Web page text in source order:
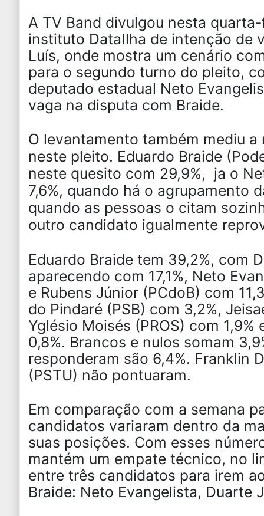
A TV Band divulgou nesta
instituto DataIlha de intenção de
Luís, onde mostra um cenário
para o segundo turno do pleito,
deputado estadual Neto
vaga na disputa com Braide.
O levantamento também mediu
neste pleito. Eduardo Braide
neste quesito com 29,9%, ja o
7,6%, quando há o agrupamento
quando as pessoas o citam
outro candidato igualmente
Eduardo Braide tem 39,2%, com
aparecendo com 17,1%, Neto
e Rubens Júnior (PCdoB) com
do Pindaré (PSB) com 3,2%,
Yglésio Moisés (PROS) com
0,8%. Brancos e nulos somam
responderam são 6,4%. Franklin
(PSTU) não pontuaram.
Em comparação com a semana
candidatos variaram dentro da
suas posições. Com esses
mantém um empate técnico, no
entre três candidatos para irem
Braide: Neto Evangelista, Duarte